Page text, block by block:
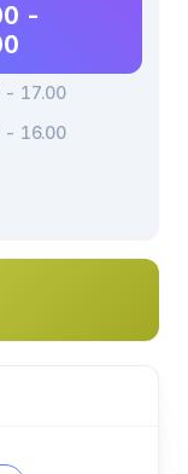
-
- 17.00
- 16.00